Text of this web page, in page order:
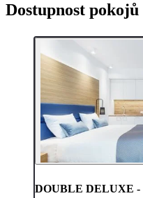
Dostupnost pokojů
DOUBLE DELUXE -